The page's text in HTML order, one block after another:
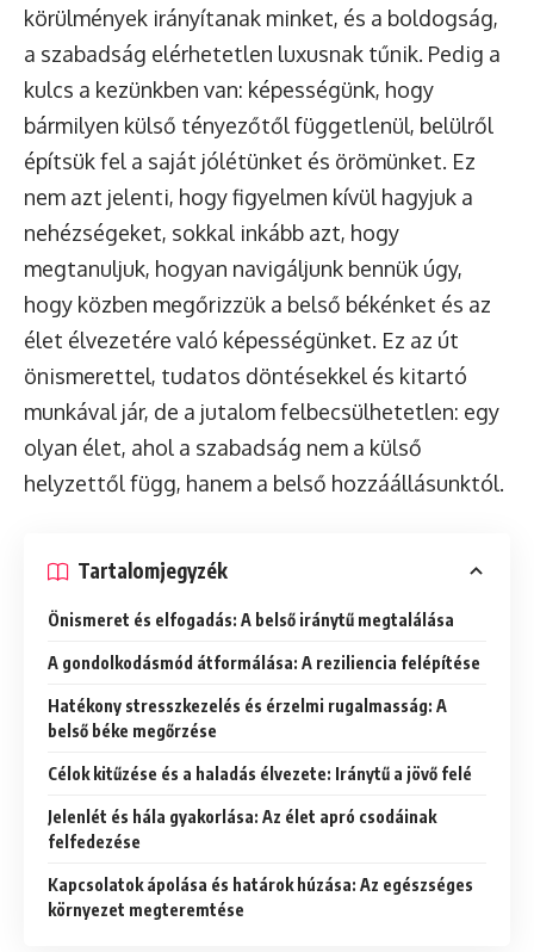
körülmények irányítanak minket, és a boldogság,
a szabadság elérhetetlen luxusnak tűnik. Pedig a
kulcs a kezünkben van: képességünk, hogy
bármilyen külső tényezőtől függetlenül, belülről
építsük fel a saját jólétünket és örömünket. Ez
nem azt jelenti, hogy figyelmen kívül hagyjuk a
nehézségeket, sokkal inkább azt, hogy
megtanuljuk, hogyan navigáljunk bennük úgy,
hogy közben megőrizzük a belső békénket és az
élet élvezetére való képességünket. Ez az út
önismerettel, tudatos döntésekkel és kitartó
munkával jár, de a jutalom felbecsülhetetlen: egy
olyan élet, ahol a szabadság nem a külső
helyzettől függ, hanem a belső hozzáállásunktól.
Tartalomjegyzék
Önismeret és elfogadás: A belső iránytű megtalálása
A gondolkodásmód átformálása: A reziliencia felépítése
Hatékony stresszkezelés és érzelmi rugalmasság: A
belső béke megőrzése
Célok kitűzése és a haladás élvezete: Iránytű a jövő felé
Jelenlét és hála gyakorlása: Az élet apró csodáinak
felfedezése
Kapcsolatok ápolása és határok húzása: Az egészséges
környezet megteremtése